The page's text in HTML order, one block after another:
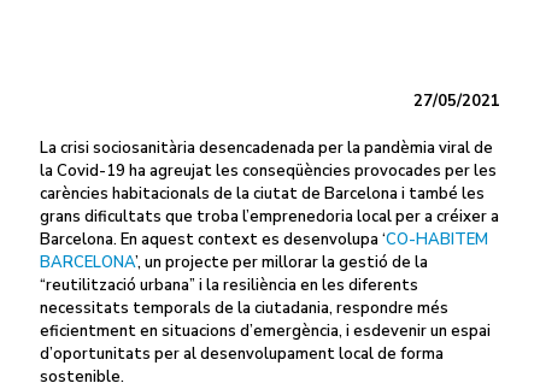
27/05/2021
La crisi sociosanitària desencadenada per la pandèmia viral de
la Covid-19 ha agreujat les conseqüències provocades per les
carències habitacionals de la ciutat de Barcelona i també les
grans dificultats que troba l’emprenedoria local per a créixer a
Barcelona. En aquest context es desenvolupa ‘CO-HABITEM
BARCELONA’, un projecte per millorar la gestió de la
“reutilització urbana” i la resiliència en les diferents
necessitats temporals de la ciutadania, respondre més
eficientment en situacions d’emergència, i esdevenir un espai
d’oportunitats per al desenvolupament local de forma
sostenible.